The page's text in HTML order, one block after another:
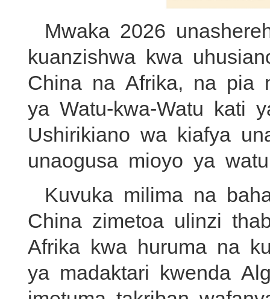
Mwaka 2026
kuanzishwa kwa
China na Afrika, na pia
ya Watu-kwa-Watu kati
Ushirikiano wa kiafya
unaogusa mioyo ya
Kuvuka milima na
China zimetoa ulinzi
Afrika kwa huruma na
ya madaktari kwenda